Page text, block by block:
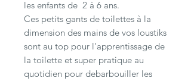
les enfants de 2 à 6 ans.
Ces petits gants de toilettes à la
dimension des mains de vos loustiks
sont au top pour l'apprentissage de
la toilette et super pratique au
quotidien pour debarbouiller les